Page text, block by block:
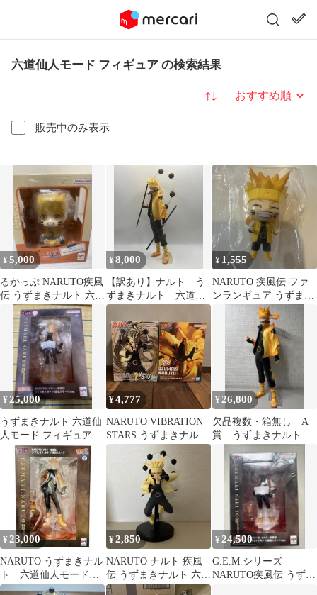
六道仙人モード フィギュア の検索結果
販売中のみ表示
並び替え
¥5,000
るかっぷ NARUTO疾風
伝 うずまきナルト 六道
仙人モード
¥8,000
【訳あり】ナルト う
ずまきナルト 六道仙
人モード 25.5cm 海外
フィギュア
¥ 1,555
NARUTO 疾風伝 ファ
ンランギュア うずまき
ナルト 六道仙人モード
ガチャ
¥ 25,000
うずまきナルト 六道仙
人モード フィギュア
G E M
¥4,777
NARUTO VIBRATION
STARS うずまきナルト
¥ 26,800
欠品複数・箱無し A
賞 うずまきナルト一
意志 六道仙人モード
¥ 23,000
NARUTO うずまきナル
ト 六道仙人モード
GEMフィギュア
¥2,850
NARUTO ナルト 疾風
伝 うずまきナルト 六道
仙人モード フィギュア
¥24,500
G.E.M.シリーズ
NARUTO疾風伝 うずま